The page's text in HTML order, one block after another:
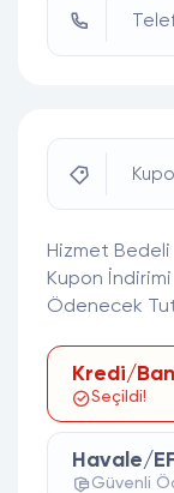
Hizmet Bedeli
Kupon İndirimi
Ödenecek
Kredi/
Seçildi!
Havale/
Güvenli